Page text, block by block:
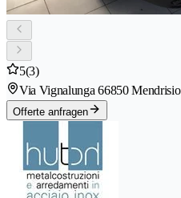
5(3)
Via Vignalunga 66850 Mendrisio
Offerte anfragen